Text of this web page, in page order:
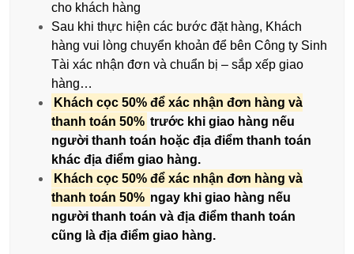
cho khách hàng
Sau khi thực hiện các bước đặt hàng, Khách
hàng vui lòng chuyển khoản để bên Công ty Sinh
Tài xác nhận đơn và chuẩn bị – sắp xếp giao
hàng…
Khách cọc 50% để xác nhận đơn hàng và
thanh toán 50% trước khi giao hàng nếu
người thanh toán hoặc địa điểm thanh toán
khác địa điểm giao hàng.
Khách cọc 50% để xác nhận đơn hàng và
thanh toán 50% ngay khi giao hàng nếu
người thanh toán và địa điểm thanh toán
cũng là địa điểm giao hàng.